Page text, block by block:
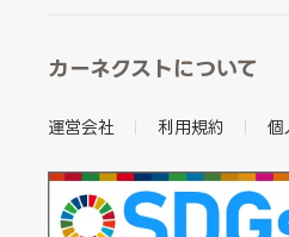
カーネクストについて
運営会社 利用規約 個